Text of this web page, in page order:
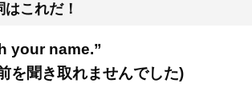
これだ！
your name.”
を聞き取れませんでした)